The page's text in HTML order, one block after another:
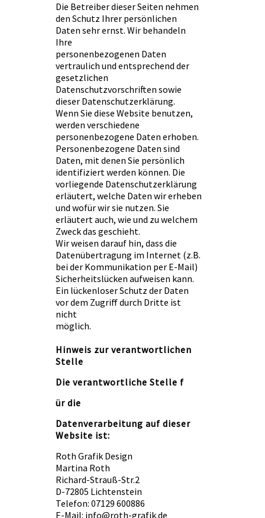
Die Betreiber dieser Seiten nehmen
den Schutz Ihrer persönlichen
Daten sehr ernst. Wir behandeln
Ihre
personenbezogenen Daten
vertraulich und entsprechend der
gesetzlichen
Datenschutzvorschriften sowie
dieser Datenschutzerklärung.
Wenn Sie diese Website benutzen,
werden verschiedene
personenbezogene Daten erhoben.
Personenbezogene Daten sind
Daten, mit denen Sie persönlich
identifiziert werden können. Die
vorliegende Datenschutzerklärung
erläutert, welche Daten wir erheben
und wofür wir sie nutzen. Sie
erläutert auch, wie und zu welchem
Zweck das geschieht.
Wir weisen darauf hin, dass die
Datenübertragung im Internet (z.B.
bei der Kommunikation per E-Mail)
Sicherheitslücken aufweisen kann.
Ein lückenloser Schutz der Daten
vor dem Zugriff durch Dritte ist
nicht
möglich.
Hinweis zur verantwortlichen
Stelle
Die verantwortliche Stelle f
ür die
Datenverarbeitung auf dieser
Website ist:
Roth Grafik Design
Martina Roth
Richard-Strauß-Str.2
D-72805 Lichtenstein
Telefon: 07129 600886
E-Mail: info@roth-grafik.de